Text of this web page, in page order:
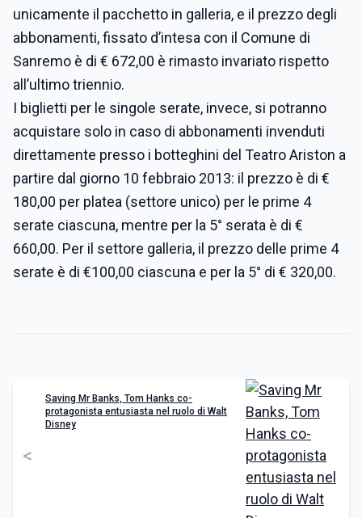
unicamente il pacchetto in galleria, e il prezzo degli
abbonamenti, fissato d’intesa con il Comune di
Sanremo è di € 672,00 è rimasto invariato rispetto
all’ultimo triennio.
I biglietti per le singole serate, invece, si potranno
acquistare solo in caso di abbonamenti invenduti
direttamente presso i botteghini del Teatro Ariston a
partire dal giorno 10 febbraio 2013: il prezzo è di €
180,00 per platea (settore unico) per le prime 4
serate ciascuna, mentre per la 5° serata è di €
660,00. Per il settore galleria, il prezzo delle prime 4
serate è di €100,00 ciascuna e per la 5° di € 320,00.
<
Saving Mr Banks, Tom Hanks co-
protagonista entusiasta nel ruolo di Walt
Disney